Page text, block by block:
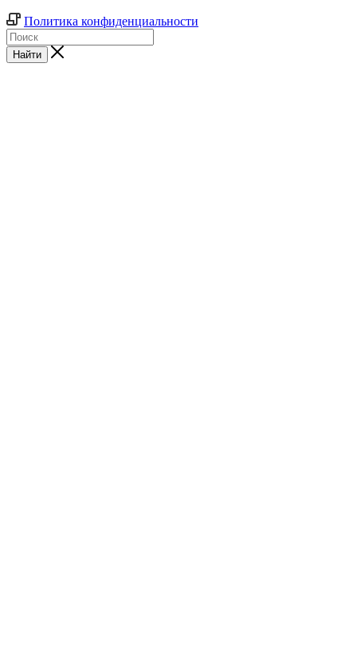
Политика конфиденциальности
Найти